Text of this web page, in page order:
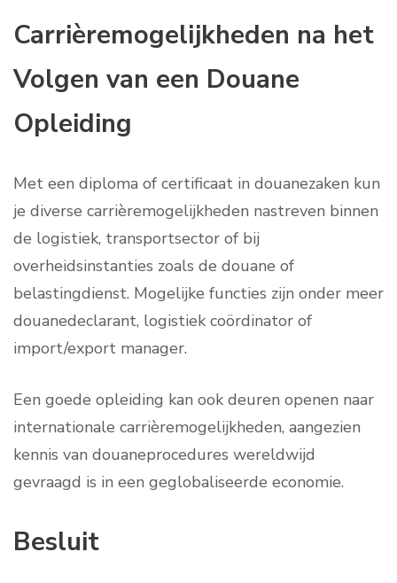
Carrièremogelijkheden na het
Volgen van een Douane
Opleiding
Met een diploma of certificaat in douanezaken kun
je diverse carrièremogelijkheden nastreven binnen
de logistiek, transportsector of bij
overheidsinstanties zoals de douane of
belastingdienst. Mogelijke functies zijn onder meer
douanedeclarant, logistiek coördinator of
import/export manager.
Een goede opleiding kan ook deuren openen naar
internationale carrièremogelijkheden, aangezien
kennis van douaneprocedures wereldwijd
gevraagd is in een geglobaliseerde economie.
Besluit